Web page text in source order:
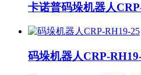
卡诺普码垛机器人
码垛机器人CRP-